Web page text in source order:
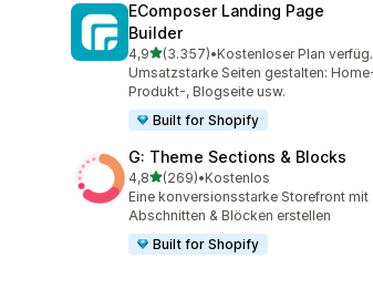
EComposer Landing Page
Builder
4,9von 5 Sternen
(3.357)
3357 Rezensionen insgesamt
•
Umsatzstarke Seiten gestalten:
Produkt-, Blogseite usw.
Built for Shopify
G: Theme Sections & Blocks
4,8von 5 Sternen
(269)
269 Rezensionen insgesamt
•Kostenlos
Eine konversionsstarke Storefront mit
Abschnitten & Blöcken erstellen
Built for Shopify